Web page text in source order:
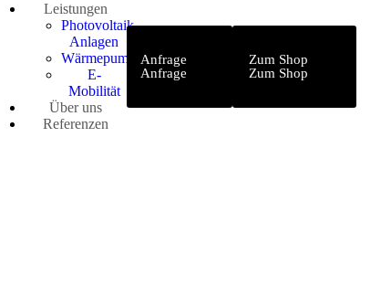
Leistungen
Photovoltaik-
Anlagen
Wärmepumpen
E-
Mobilität
Über uns
Referenzen
Anfrage
Anfrage
Zum Shop
Zum Shop